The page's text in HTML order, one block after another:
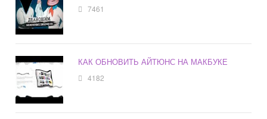
7461
КАК ОБНОВИТЬ АЙТЮНС НА МАКБУКЕ
4182